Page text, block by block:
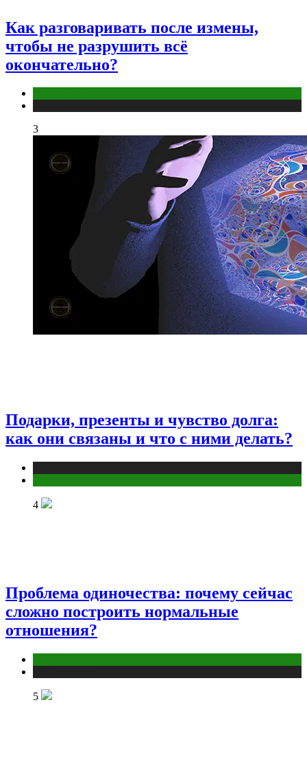
Как разговаривать после измены,
чтобы не разрушить всё
окончательно?
3
Подарки, презенты и чувство долга:
как они связаны и что с ними делать?
4
Проблема одиночества: почему сейчас
сложно построить нормальные
отношения?
5